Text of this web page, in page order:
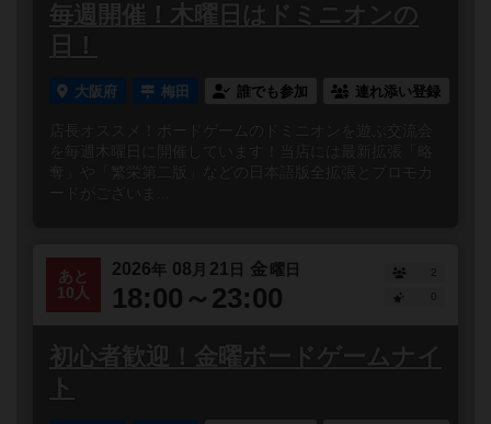
毎週開催！木曜日はドミニオンの
日！
大阪府 梅田 誰でも参加 連れ添い登録
店長オススメ！ボードゲームのドミニオンを遊ぶ交流会
を毎週木曜日に開催しています！当店には最新拡張「略
奪」や「繁栄第二版」などの日本語版全拡張とプロモカ
あと
10人
2026年 08 月 21 日 金曜日
18:00～23:00
2
初心者歓迎！金曜ボードゲームナイ
ト